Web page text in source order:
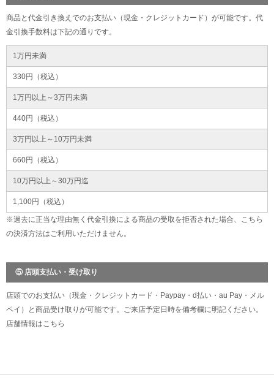
商品と代金引き換えでのお支払い（現金・クレジットカード）が可能です。代
金引換手数料は下記の通りです。
1万円未満
330円（税込）
1万円以上～3万円未満
440円（税込）
3万円以上～10万円未満
660円（税込）
10万円以上～30万円迄
1,100円（税込）
※過去に正当な理由無く代金引換による商品の受取を拒否された場合、こちら
の決済方法はご利用いただけません。
⑤ 店頭支払い・受け取り
店頭でのお支払い（現金・クレジットカード・Paypay・d払い・au Pay・メル
ペイ）と商品受け取りが可能です。ご来店予定日時を備考欄に明記ください。
店舗情報はこちら